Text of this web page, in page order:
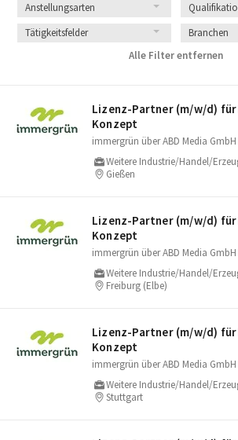
Anstellungsarten
Tätigkeitsfelder
Branchen
Alle Filter entfernen
Lizenz-Partner (m/​w/​d)
Konzept
immergrün über ABD Media GmbH
Weitere Industrie/Handel/
Gießen
Lizenz-Partner (m/​w/​d)
Konzept
immergrün über ABD Media GmbH
Weitere Industrie/Handel/
Freiburg (Elbe)
Lizenz-Partner (m/​w/​d)
Konzept
immergrün über ABD Media GmbH
Weitere Industrie/Handel/
Stuttgart